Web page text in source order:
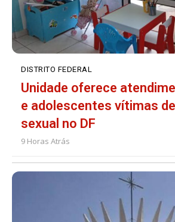
DISTRITO FEDERAL
Unidade oferece
e adolescentes vítimas
sexual no DF
9 Horas Atrás